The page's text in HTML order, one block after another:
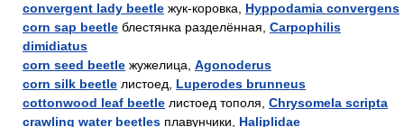
convergent lady beetle жук-коровка, Hyppodamia convergens
corn sap beetle блестянка разделённая, Carpophilis
dimidiatus
corn seed beetle жужелица, Agonoderus
corn silk beetle листоед, Luperodes brunneus
cottonwood leaf beetle листоед тополя, Chrysomela scripta
crawling water beetles плавунчики, Haliplidae